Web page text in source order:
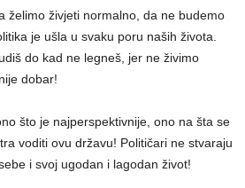
želimo živjeti normalno, da ne budemo
je ušla u svaku poru naših života.
do kad ne legneš, jer ne živimo
dobar!
što je najperspektivnije, ono na šta se
voditi ovu državu! Političari ne stvaraju
i svoj ugodan i lagodan život!